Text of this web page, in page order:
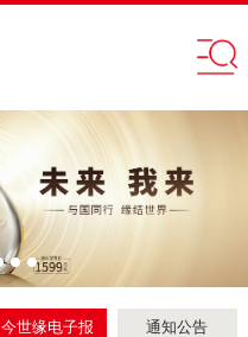
今世缘电子报 通知公告